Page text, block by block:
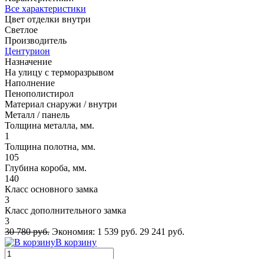
Все характеристики
Цвет отделки внутри
Светлое
Производитель
Центурион
Назначение
На улицу с терморазрывом
Наполнение
Пенополистирол
Материал снаружи / внутри
Металл / панель
Толщина металла, мм.
1
Толщина полотна, мм.
105
Глубина короба, мм.
140
Класс основного замка
3
Класс дополнительного замка
3
30 780 руб. Экономия: 1 539 руб. 29 241 руб.
В корзину